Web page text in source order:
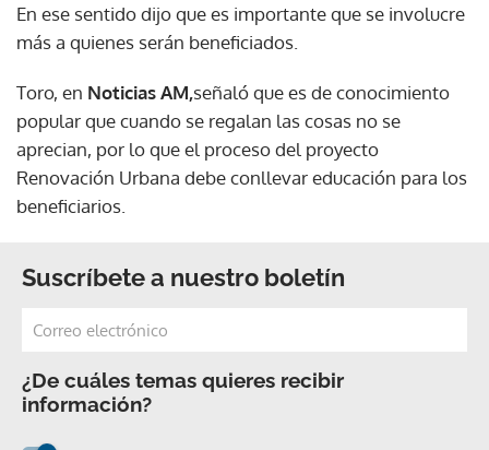
En ese sentido dijo que es importante que se involucre
más a quienes serán beneficiados.
Toro, en Noticias AM,señaló que es de conocimiento
popular que cuando se regalan las cosas no se
aprecian, por lo que el proceso del proyecto
Renovación Urbana debe conllevar educación para los
beneficiarios.
Suscríbete a nuestro boletín
¿De cuáles temas quieres recibir
información?